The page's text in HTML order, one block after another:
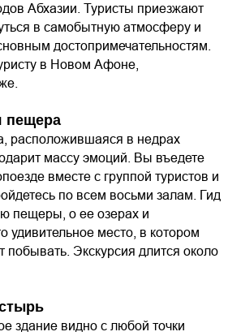
Абхазии. Туристы приезжают
в самобытную атмосферу и
достопримечательностям.
в Новом Афоне,
пещера
расположившаяся в недрах
массу эмоций. Вы въедете
вместе с группой туристов и
по всем восьми залам. Гид
пещеры, о ее озерах и
удивительное место, в котором
побывать. Экскурсия длится около
здание видно с любой точки